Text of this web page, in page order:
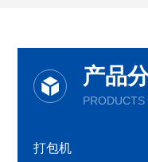
产品
打包机